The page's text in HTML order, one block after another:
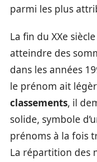
parmi les plus
La fin du XXe
atteindre des
dans les années
le prénom ait
classements, il
solide, symbole
prénoms à la fois
La répartition des